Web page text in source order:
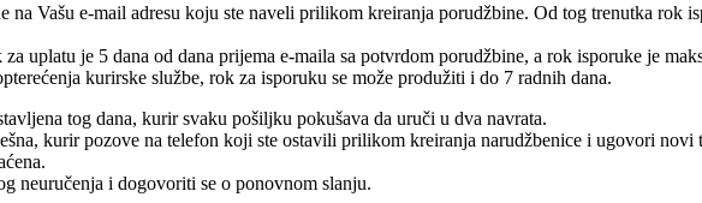
Vašu e-mail adresu koju ste naveli prilikom kreiranja porudžbine. Od tog trenutka rok
uplatu je 5 dana od dana prijema e-maila sa potvrdom porudžbine, a rok isporuke je
kurirske službe, rok za isporuku se može produžiti i do 7 radnih dana.
tog dana, kurir svaku pošiljku pokušava da uruči u dva navrata.
kurir pozove na telefon koji ste ostavili prilikom kreiranja narudžbenice i ugovori novi
neuručenja i dogovoriti se o ponovnom slanju.